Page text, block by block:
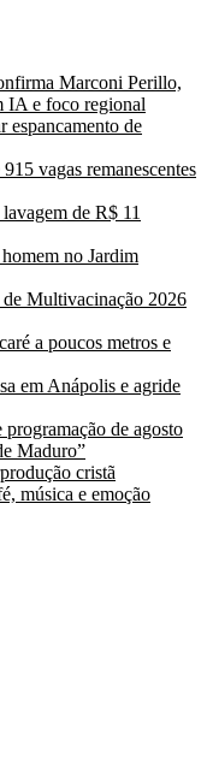
Marconi Perillo,
IA e foco regional
espancamento de
vagas remanescentes
de R$ 11
no Jardim
Multivacinação 2026
a poucos metros e
em Anápolis e agride
de agosto
Maduro”
cristã
música e emoção